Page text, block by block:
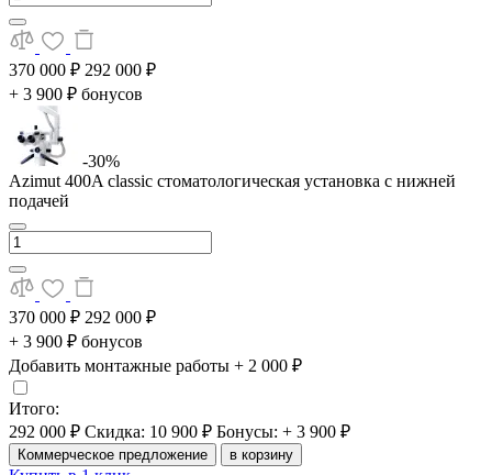
370 000 ₽ 292 000 ₽
+ 3 900 ₽ бонусов
-30%
Azimut 400A classic стоматологическая установка с нижней
подачей
370 000 ₽ 292 000 ₽
+ 3 900 ₽ бонусов
Добавить монтажные работы + 2 000 ₽
Итого:
292 000 ₽ Скидка: 10 900 ₽ Бонусы: + 3 900 ₽
Коммерческое предложение в корзину